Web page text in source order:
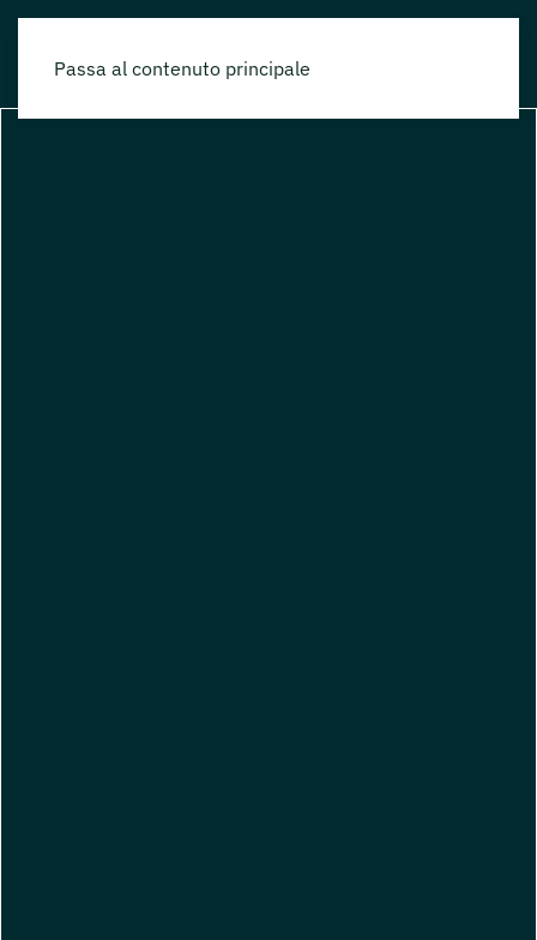
Passa al contenuto principale